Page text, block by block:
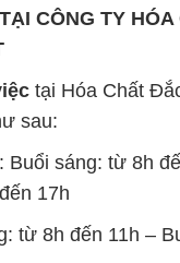
sáng: từ 8h
17h
từ 8h đến 11h –
nhật hàng tuần
đảm bảo sự hỗ